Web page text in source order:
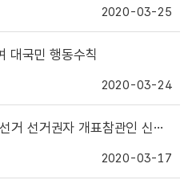
2020-03-25
대국민 행동수칙
2020-03-24
거권자 개표참관인 신청 안내문
2020-03-17